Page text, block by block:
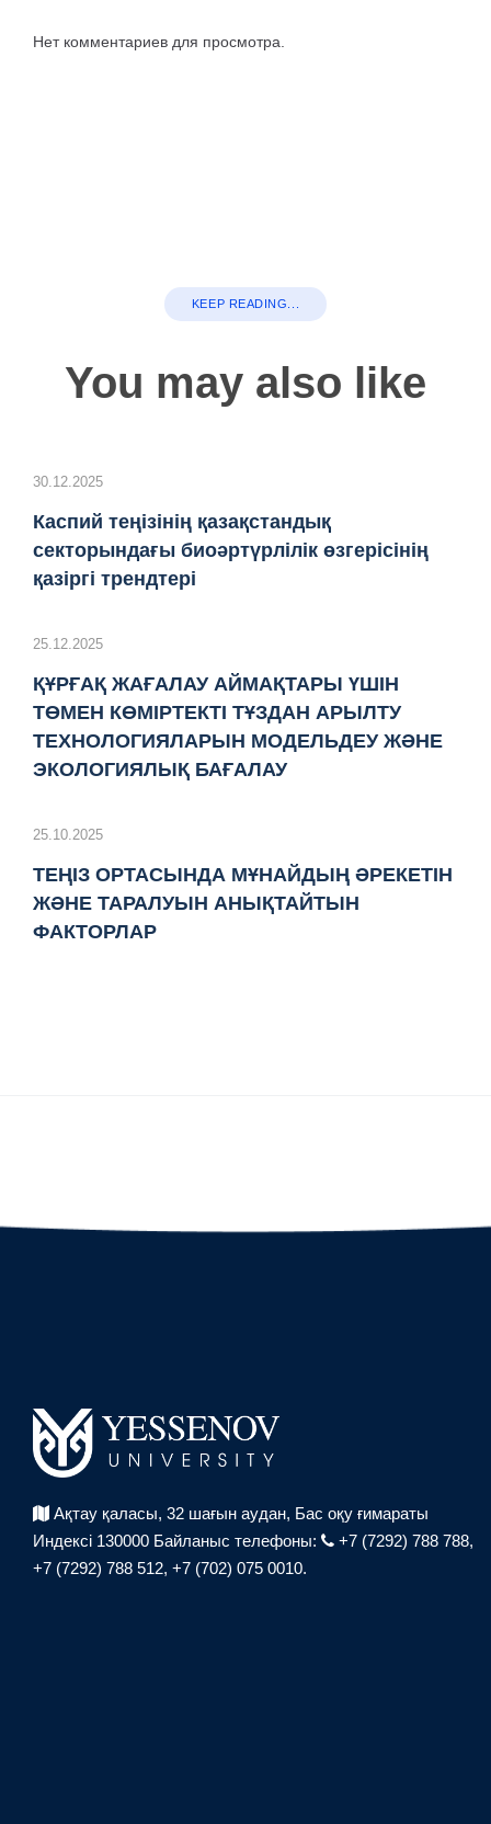
Нет комментариев для просмотра.
KEEP READING...
You may also like
30.12.2025
Каспий теңізінің қазақстандық
секторындағы биоәртүрлілік өзгерісінің
қазіргі трендтері
25.12.2025
ҚҰРҒАҚ ЖАҒАЛАУ АЙМАҚТАРЫ ҮШІН
ТӨМЕН КӨМІРТЕКТІ ТҰЗДАН АРЫЛТУ
ТЕХНОЛОГИЯЛАРЫН МОДЕЛЬДЕУ ЖӘНЕ
ЭКОЛОГИЯЛЫҚ БАҒАЛАУ
25.10.2025
ТЕҢІЗ ОРТАСЫНДА МҰНАЙДЫҢ ӘРЕКЕТІН
ЖӘНЕ ТАРАЛУЫН АНЫҚТАЙТЫН
ФАКТОРЛАР
Ақтау қаласы, 32 шағын аудан, Бас оқу ғимараты
Индексі 130000 Байланыс телефоны:
+7 (7292) 788 788,
+7 (7292) 788 512, +7 (702) 075 0010.